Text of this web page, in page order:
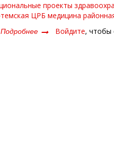
проекты
ЦРБ медицина
Подробнее о
Войдите, чтобы